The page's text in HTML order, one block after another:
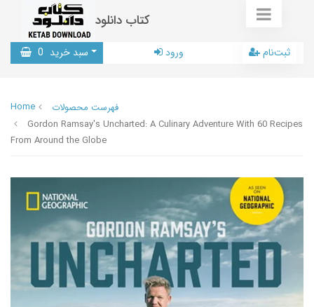
کتاب دانلود
سبد خرید 0 ورود ثبت‌نام
Home
فهرست محصولات
Gordon Ramsay's Uncharted: A Culinary Adventure With 60 Recipes
From Around the Globe